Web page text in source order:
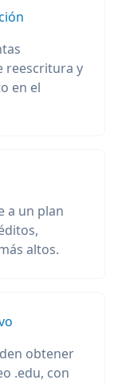
reescritura y
en el
a un plan
altos.
obtener
.edu, con